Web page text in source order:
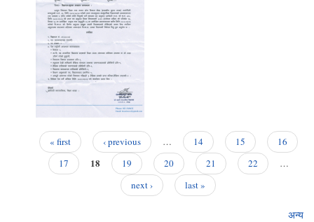
Pages
« first ‹ previous … 14 15
16
17
18 19 20 21 22
…
next ›
last »
अन्य